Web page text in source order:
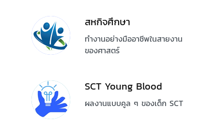
สหกิจศึกษา
ทำงานอย่างมืออาชีพในสายงาน
ของศาสตร์
SCT Young Blood
ผลงานแบบคูล ๆ ของเด็ก SCT